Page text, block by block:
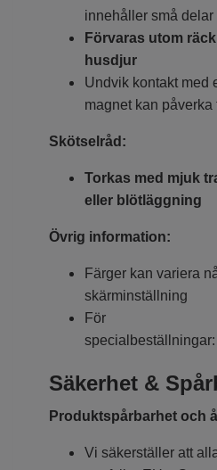
innehåller små
Förvaras utom
husdjur
Undvik kontakt med
magnet kan
Skötselråd:
Torkas med mjuk
eller blötläggning
Övrig information:
Färger kan variera
skärminställning
För
specialbeställningar:
Säkerhet &
Produktspårbarhet och
Vi säkerställer att